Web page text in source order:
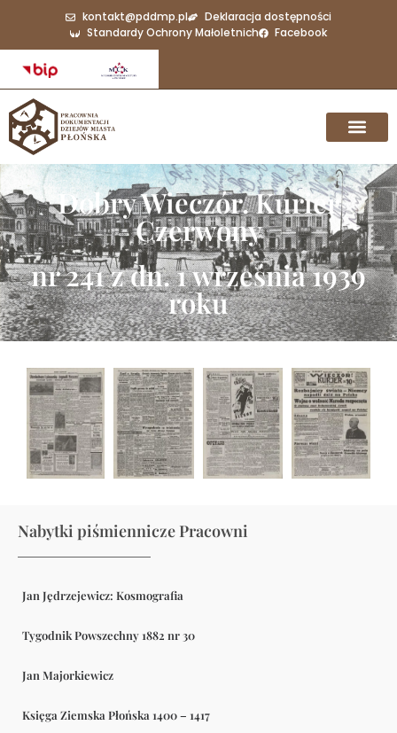
kontakt@pddmp.pl
Deklaracja dostępności
Standardy Ochrony Małoletnich
Facebook
Dobry Wieczór. Kurier
Czerwony
nr 241 z dn. 1 września 1939
roku
Nabytki piśmiennicze Pracowni
Jan Jędrzejewicz: Kosmografia
Tygodnik Powszechny 1882 nr 30
Jan Majorkiewicz
Księga Ziemska Płońska 1400 – 1417